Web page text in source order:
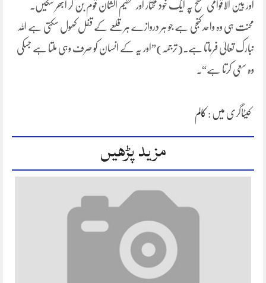
اور بین الاقوامی سطح پہ ایک خود مختار اور عظیم الشان قوم بن کر ابھر سکیں۔
محنت ہی وہ واحد کنجی ہے جو ہر دروازے ہر قلعے کے قفل کھول سکتی ہے اللہ
تبارک تعالیٰ فرماتا ہے۔(ترجمہ)”اور یہ کے انسان کو صرف وہی ملتا ہے جسکی
وہ سعی کرتا ہے“۔
کیٹاگری میں : کالم
مزید پڑھیں